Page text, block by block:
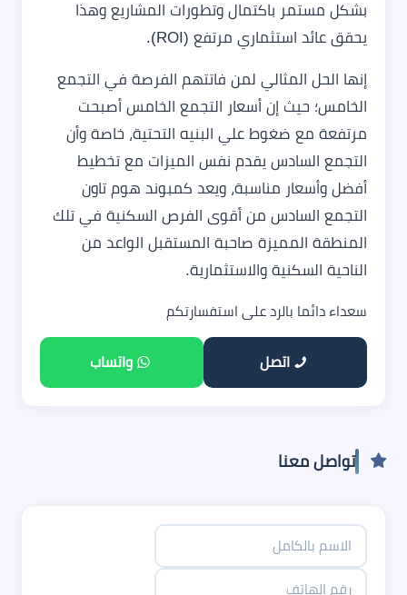
بشكل مستمر باكتمال وتطورات المشاريع وهذا
يحقق عائد استثماري مرتفع (ROI).
إنها الحل المثالي لمن فاتتهم الفرصة في التجمع
الخامس؛ حيث إن أسعار التجمع الخامس أصبحت
مرتفعة مع ضغوط علي البنيه التحتية، خاصة وأن
التجمع السادس يقدم نفس الميزات مع تخطيط
أفضل وأسعار مناسبة، ويعد كمبوند هوم تاون
التجمع السادس من أقوى الفرص السكنية في تلك
المنطقة المميزة صاحبة المستقبل الواعد من
الناحية السكنية والاستثمارية.
سعداء دائما بالرد على استفسارتكم
اتصل واتساب
تواصل معنا